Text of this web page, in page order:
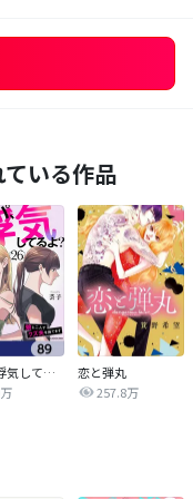
いる作品
パパ、浮気してるよ？娘と二人でクズ夫を捨てます【分冊版】
恋と弾丸
257.8万